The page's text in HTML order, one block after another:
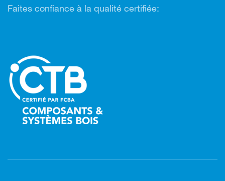
Faites confiance à la qualité certifiée: